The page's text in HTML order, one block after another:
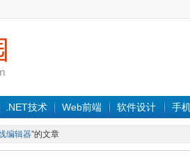
.NET技术 Web前端 软件设计 手
编辑器”的文章